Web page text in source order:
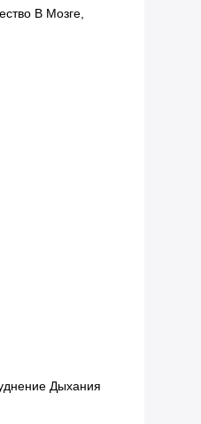
В Мозге,
Дыхания